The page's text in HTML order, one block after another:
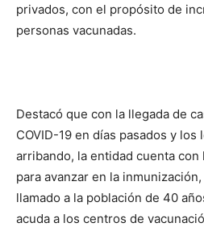
privados, con el propósito de
personas vacunadas.
Destacó que con la llegada de
COVID-19 en días pasados y
arribando, la entidad cuenta
para avanzar en la
llamado a la población de 40
acuda a los centros de